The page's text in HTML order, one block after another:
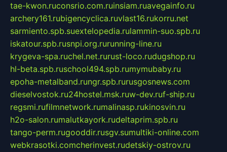
tae-kwon.ruconsrio.com.ruinsiam.ruavegainfo.ru
archery161.rubigencyclica.ruvlast16.rukorru.net
sarmiento.spb.suextelopedia.rulammin-suo.spb.ru
iskatour.spb.rusnpi.org.rurunning-line.ru
krygeva-spa.ruchel.net.rurust-loco.rudugshop.ru
hl-beta.spb.ruschool494.spb.rumymubaby.ru
epoha-metalband.rungr.spb.rurusgosnews.com
dieselvostok.ru24hostel.msk.ruw-dev.ruf-ship.ru
regsmi.rufilmnetwork.rumalinasp.rukinosvin.ru
h2o-salon.rumalutkayork.rudeltaprim.spb.ru
tango-perm.rugooddir.rusgv.sumultiki-online.com
webkrasotki.comcherinvest.rudetskiy-ostrov.ru